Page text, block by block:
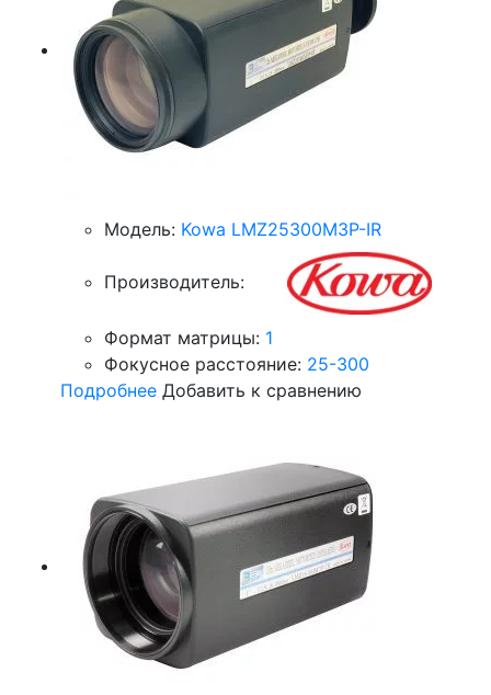
Модель: Kowa LMZ25300M3P-IR
Производитель:
Формат матрицы: 1
Фокусное расстояние: 25-300
Подробнее Добавить к сравнению